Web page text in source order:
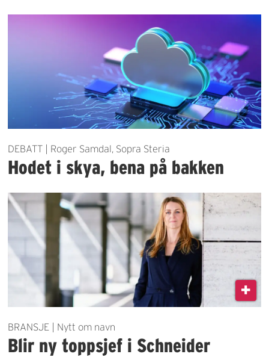
DEBATT | Roger Samdal, Sopra Steria
Hodet i skya, bena på bakken
BRANSJE | Nytt om navn
Blir ny toppsjef i Schneider